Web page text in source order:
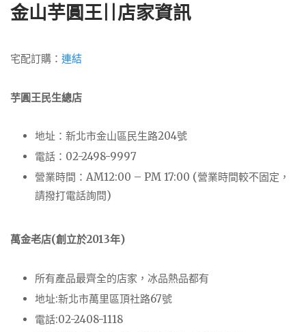
金山芋圓王||店家資訊
宅配訂購： 連結
芋圓王民生總店
地址：新北市金山區民生路204號
電話：02-2498-9997
營業時間：AM12:00 – PM 17:00 (營業時間較不固定，
請撥打電話詢問)
萬金老店(創立於2013年)
所有產品最齊全的店家，冰品熱品都有
地址:新北市萬里區頂社路67號
電話:02-2408-1118